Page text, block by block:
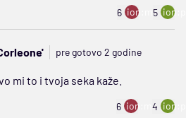
6 ion:minus
5
pre gotovo 2 godine
mi to i tvoja seka kaže.
6 ion:minus
4